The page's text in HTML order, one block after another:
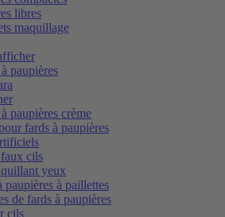
libres
maquillage
paupières
paupières crème
fards à paupières
cils
yeux
paupières à paillettes
de fards à paupières
cils